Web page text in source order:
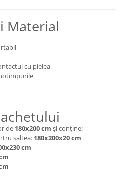
Material
cu pielea
de 180x200 cm și conține:
saltea: 180x200x20 cm
cm